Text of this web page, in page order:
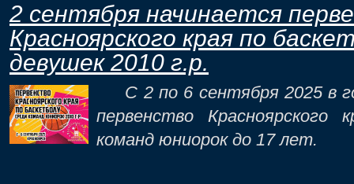
2 сентября начинается
Красноярского края по
девушек 2010 г.р.
С 2 по 6 сентября 2025 в
первенство Красноярского
команд юниорок до 17 лет.